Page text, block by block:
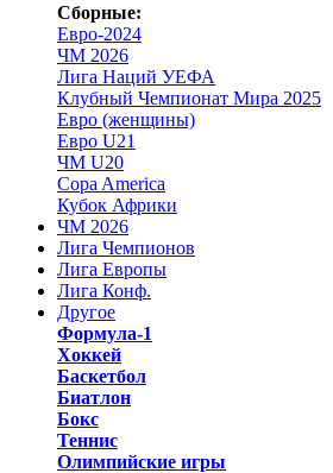
Сборные:
Евро-2024
ЧМ 2026
Лига Наций УЕФА
Клубный Чемпионат Мира 2025
Евро (женщины)
Евро U21
ЧМ U20
Copa America
Кубок Африки
ЧМ 2026
Лига Чемпионов
Лига Европы
Лига Конф.
Другое
Формула-1
Хоккей
Баскетбол
Биатлон
Бокс
Теннис
Олимпийские игры